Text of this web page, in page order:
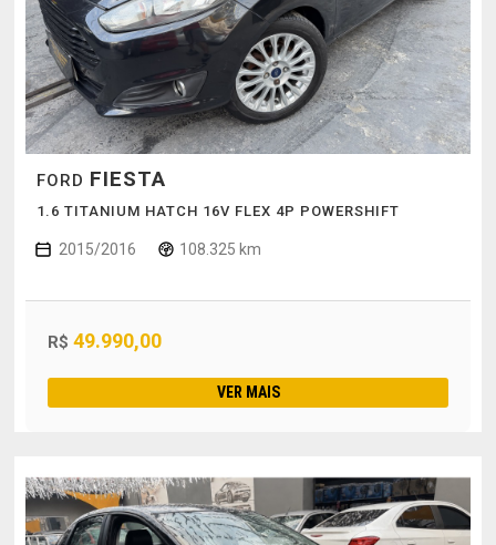
FORD FIESTA
1.6 TITANIUM HATCH 16V FLEX 4P POWERSHIFT
2015/2016 108.325 km
R$ 49.990,00
VER MAIS